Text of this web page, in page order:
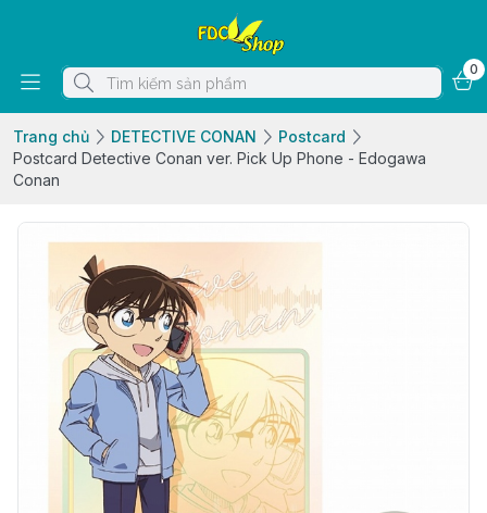
0
Trang chủ DETECTIVE CONAN
Postcard
Postcard Detective Conan ver. Pick Up Phone - Edogawa
Conan